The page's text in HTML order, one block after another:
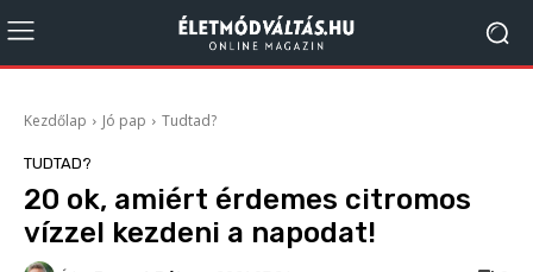
Kezdőlap Jó pap Tudtad?
TUDTAD?
20 ok, amiért érdemes citromos
vízzel kezdeni a napodat!